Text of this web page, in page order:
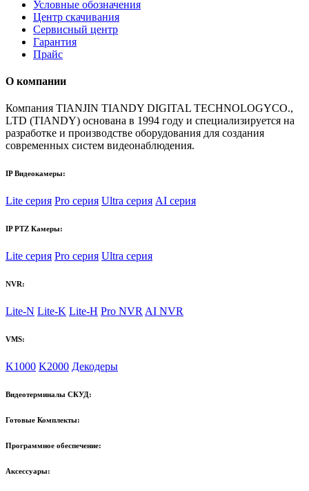
Условные обозначения
Центр скачивания
Сервисный центр
Гарантия
Прайс
О компании
Компания TIANJIN TIANDY DIGITAL TECHNOLOGYCO.,
LTD (TIANDY) основана в 1994 году и специализируется на
разработке и производстве оборудования для создания
современных систем видеонаблюдения.
IP Видеокамеры:
Lite серия Pro серия Ultra серия AI серия
IP PTZ Камеры:
Lite серия Pro серия Ultra серия
NVR:
Lite-N Lite-K Lite-H Pro NVR AI NVR
VMS:
K1000 K2000 Декодеры
Видеотерминалы СКУД:
Готовые Комплекты:
Программное обеспечение:
Аксессуары: